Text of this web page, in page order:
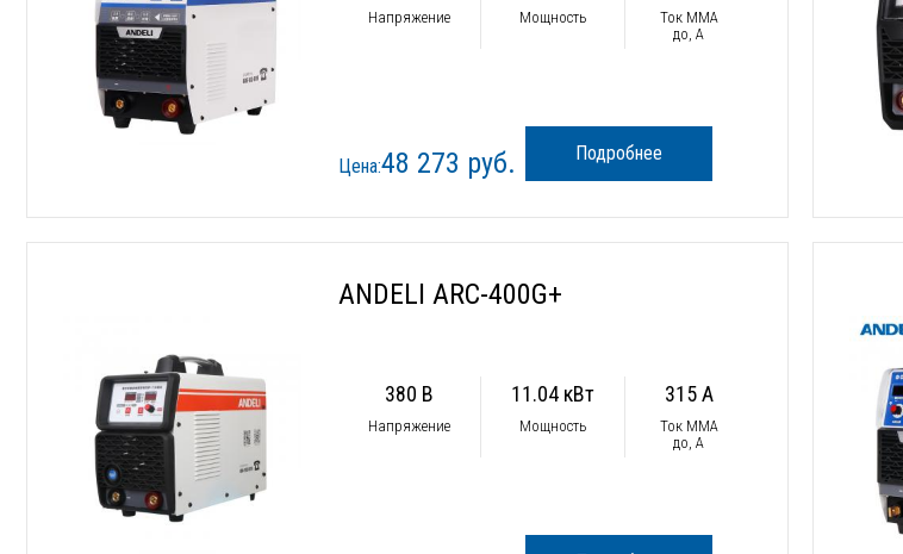
Напряжение Мощность
Ток ММА
до, А
Цена:48 273 руб. Подробнее
ANDELI ARC-400G+
380 В
Напряжение
11.04 кВт
Мощность
315 А
Ток ММА
до, А